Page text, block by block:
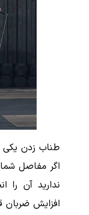
طناب زدن یکی
اگر مفاصل
ندارید آن را
افزایش ضربان